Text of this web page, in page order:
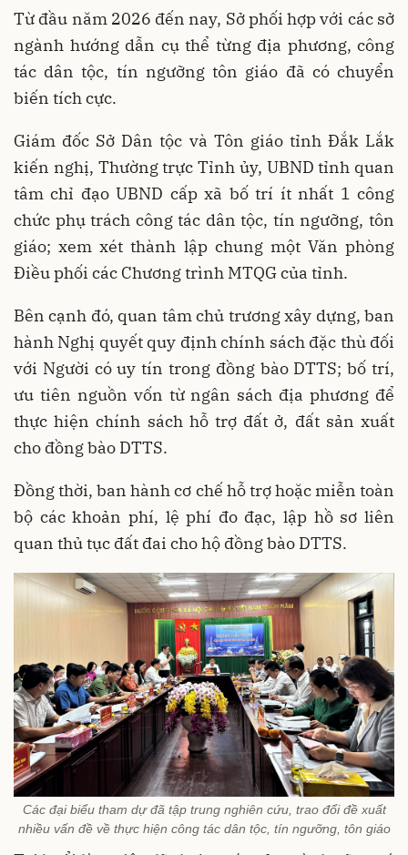
Từ đầu năm 2026 đến nay, Sở phối hợp với các sở
ngành hướng dẫn cụ thể từng địa phương, công
tác dân tộc, tín ngưỡng tôn giáo đã có chuyển
biến tích cực.
Giám đốc Sở Dân tộc và Tôn giáo tỉnh Đắk Lắk
kiến nghị, Thường trực Tỉnh ủy, UBND tỉnh quan
tâm chỉ đạo UBND cấp xã bố trí ít nhất 1 công
chức phụ trách công tác dân tộc, tín ngưỡng, tôn
giáo; xem xét thành lập chung một Văn phòng
Điều phối các Chương trình MTQG của tỉnh.
Bên cạnh đó, quan tâm chủ trương xây dựng, ban
hành Nghị quyết quy định chính sách đặc thù đối
với Người có uy tín trong đồng bào DTTS; bố trí,
ưu tiên nguồn vốn từ ngân sách địa phương để
thực hiện chính sách hỗ trợ đất ở, đất sản xuất
cho đồng bào DTTS.
Đồng thời, ban hành cơ chế hỗ trợ hoặc miễn toàn
bộ các khoản phí, lệ phí đo đạc, lập hồ sơ liên
quan thủ tục đất đai cho hộ đồng bào DTTS.
Các đại biểu tham dự đã tập trung nghiên cứu, trao đổi đề xuất
nhiều vấn đề về thực hiện công tác dân tộc, tín ngưỡng, tôn giáo